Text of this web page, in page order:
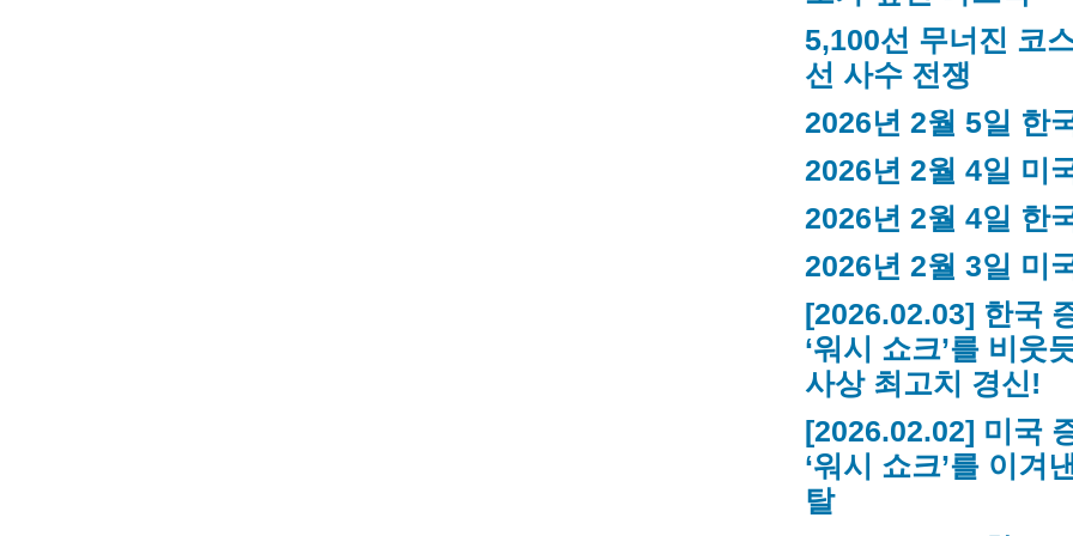
5,100선 무너진 코
선 사수 전쟁
2026년 2월 5일 한
2026년 2월 4일 미
2026년 2월 4일 한
2026년 2월 3일 미
[2026.02.03] 한국
‘워시 쇼크’를 비웃
사상 최고치 경신!
[2026.02.02] 미국
‘워시 쇼크’를 이겨
탈